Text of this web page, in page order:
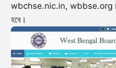
wbchse.nic.in, wbbse.org।
হবে।